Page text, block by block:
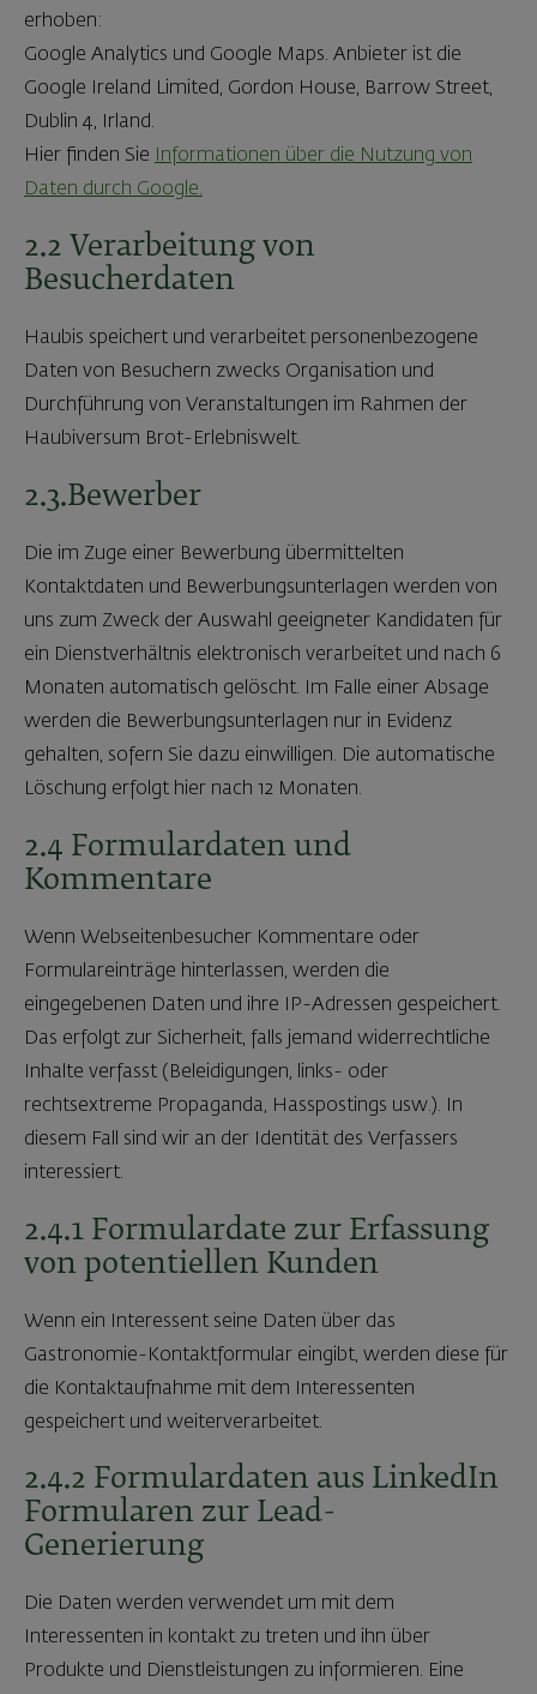
erhoben:
Google Analytics und Google Maps. Anbieter ist die
Google Ireland Limited, Gordon House, Barrow Street,
Dublin 4, Irland.
Hier finden Sie Informationen über die Nutzung von
Daten durch Google.
2.2 Verarbeitung von
Besucherdaten
Haubis speichert und verarbeitet personenbezogene
Daten von Besuchern zwecks Organisation und
Durchführung von Veranstaltungen im Rahmen der
Haubiversum Brot-Erlebniswelt.
2.3.Bewerber
Die im Zuge einer Bewerbung übermittelten
Kontaktdaten und Bewerbungsunterlagen werden von
uns zum Zweck der Auswahl geeigneter Kandidaten für
ein Dienstverhältnis elektronisch verarbeitet und nach 6
Monaten automatisch gelöscht. Im Falle einer Absage
werden die Bewerbungsunterlagen nur in Evidenz
gehalten, sofern Sie dazu einwilligen. Die automatische
Löschung erfolgt hier nach 12 Monaten.
2.4 Formulardaten und
Kommentare
Wenn Webseitenbesucher Kommentare oder
Formulareinträge hinterlassen, werden die
eingegebenen Daten und ihre IP-Adressen gespeichert.
Das erfolgt zur Sicherheit, falls jemand widerrechtliche
Inhalte verfasst (Beleidigungen, links- oder
rechtsextreme Propaganda, Hasspostings usw.). In
diesem Fall sind wir an der Identität des Verfassers
interessiert.
2.4.1 Formulardate zur Erfassung
von potentiellen Kunden
Wenn ein Interessent seine Daten über das
Gastronomie-Kontaktformular eingibt, werden diese für
die Kontaktaufnahme mit dem Interessenten
gespeichert und weiterverarbeitet.
2.4.2 Formulardaten aus LinkedIn
Formularen zur Lead-
Generierung
Die Daten werden verwendet um mit dem
Interessenten in kontakt zu treten und ihn über
Produkte und Dienstleistungen zu informieren. Eine